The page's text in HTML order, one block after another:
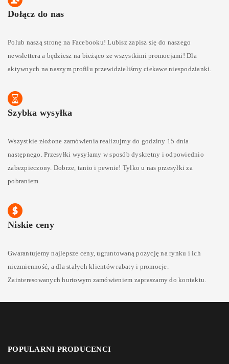
Dołącz do nas
Polub naszą stronę na Facebooku! Lubisz zapisz się do naszego
newslettera a będziesz na bieżąco ze wszystkimi promocjami! Dla
aktywnych na naszym profilu przewidzieliśmy ciekawe niespodzianki.
Szybka wysyłka
Wszystkie złożone zamówienia realizujmy do godziny 15 dnia
następnego. Przesyłki wysyłamy w sposób dyskretny i odpowiednio
zabezpieczony. Dobrze, tanio i pewnie! Tylko u nas przesyłki za
pobraniem.
Niskie ceny
Gwarantujemy najlepsze ceny, ugruntowaną pozycję na rynku i ich
niezmienność, a dla stałych klientów rabaty i promocje.
Zainteresowanych hurtowym zamówieniem zapraszamy do kontaktu.
POPULARNI PRODUCENCI